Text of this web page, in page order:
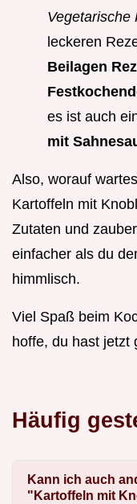
Vegetarische
leckeren
Beilagen
es ist auch
mit
Also, worauf
Kartoffeln mit
Zutaten und
einfacher als du
himmlisch.
Viel Spaß beim
hoffe, du hast jetzt
Häufig
Kann ich auch
"Kartoffeln mit